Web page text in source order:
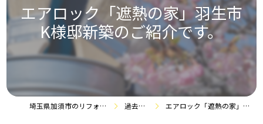
エアロック「遮熱の家」羽生市
K様邸新築のご紹介です。
埼玉県加須市のリフォームなら株式会社エアロック 過去の施工事例 エアロック「遮熱の家」羽生市K様邸新築のご紹介です。